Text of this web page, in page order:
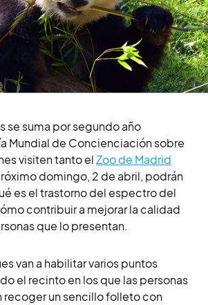
se suma por segundo año
Mundial de Concienciación sobre
visiten tanto elZoo de Madrid
domingo, 2 de abril, podrán
es el trastorno del espectro del
contribuir a mejorar la calidad
que lo presentan.
van a habilitar varios puntos
el recinto en los que las personas
recoger un sencillo folleto con